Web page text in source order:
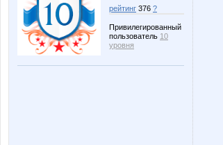
рейтинг 376 ?
Привилегированный
пользователь 10
уровня